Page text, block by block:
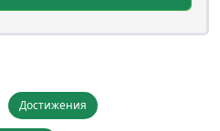
Достижения